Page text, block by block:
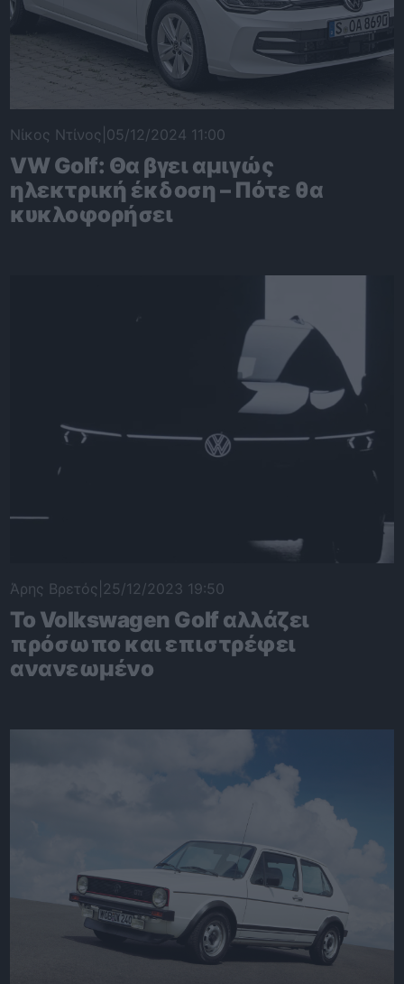
Νίκος Ντίνος 05/12/2024 11:00
VW Golf: Θα βγει αμιγώς
ηλεκτρική έκδοση – Πότε θα
κυκλοφορήσει
Άρης Βρετός 25/12/2023 19:50
To Volkswagen Golf αλλάζει
πρόσωπο και επιστρέφει
ανανεωμένο